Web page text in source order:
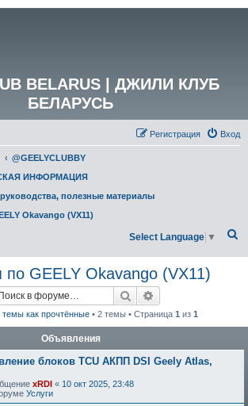
BELARUS | ДЖИЛИ КЛУБ
БЕЛАРУСЬ
Вход
Регистрация
@GEELYCLUBBY
ИНФОРМАЦИЯ
полезные материалы
Okavango (VX11)
Select Language ▼
по GEELY Okavango (VX11)
Поиск
как прочтённые• 2 темы • Страница 1 из 1
Объявления
блоков TCU АКПП DSI Geely Atlas,
xRDI « 10 окт 2025, 23:48
Услуги